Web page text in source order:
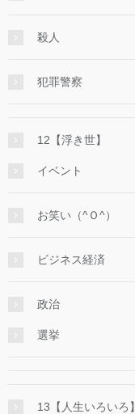
殺人
犯罪警察
12【浮き世】
イベント
お笑い（^Ｏ^）
ビジネス経済
政治
選挙
13【人生いろいろ】